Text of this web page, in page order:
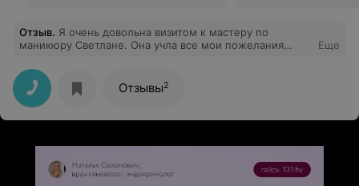
Отзыв. Я очень довольна визитом к мастеру по
маникюру Светлане. Она учла все мои пожелания
работе (быстро и аккуратно, а главное красиво). Не
могу не отметить удобное расположение салона (в
центре, но на тихой улице) и приятную атмосферу в
самом салоне. Спасибо мастеру и коллективу!
Еще
Отзывы2